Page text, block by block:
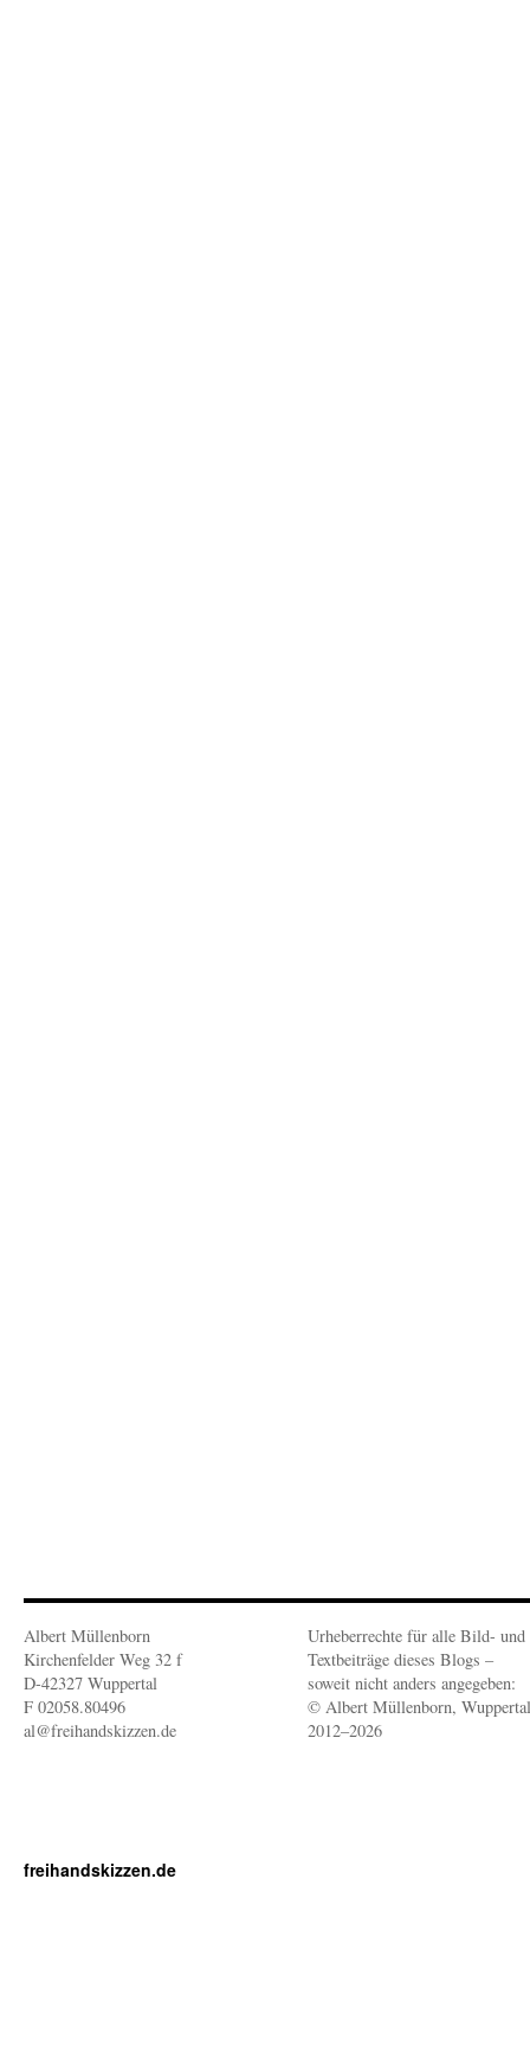
Albert Müllenborn
Kirchenfelder Weg 32 f
D-42327 Wuppertal
F 02058.80496
al@freihandskizzen.de
Urheberrechte für alle Bild- und
Textbeiträge dieses Blogs –
soweit nicht anders angegeben:
© Albert Müllenborn, Wuppertal
2012–2026
freihandskizzen.de